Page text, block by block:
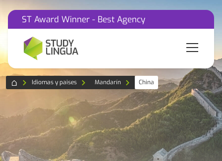
ST Award Winner - Best Agency
Idiomas y paises Mandarín China